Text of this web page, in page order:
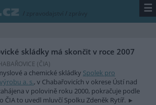
/ zpravodajství / zprávy ☰
skládky má skončit v roce 2007
(ČIA)
a chemické skládky Spolek pro
a. s., v Chabařovicích v okrese Ústí nad
v polovině roku 2000, pokračuje podle
ČIA to uvedl mluvčí Spolku Zdeněk Rytíř.